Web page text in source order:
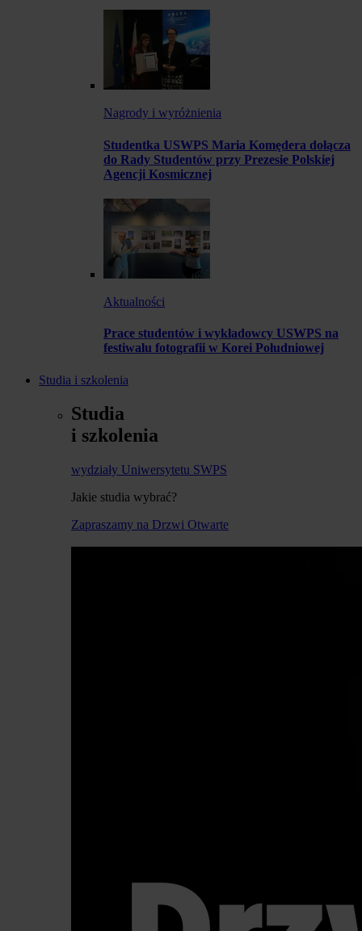
Nagrody i wyróżnienia
Studentka USWPS Maria Komędera dołącza
do Rady Studentów przy Prezesie Polskiej
Agencji Kosmicznej
Aktualności
Prace studentów i wykładowcy USWPS na
festiwalu fotografii w Korei Południowej
Studia i szkolenia
Studia
i szkolenia
wydziały Uniwersytetu SWPS
Jakie studia wybrać?
Zapraszamy na Drzwi Otwarte